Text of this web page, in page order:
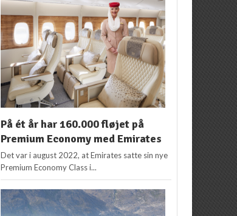
På ét år har 160.000 fløjet på
Premium Economy med Emirates
Det var i august 2022, at Emirates satte sin nye
Premium Economy Class i...